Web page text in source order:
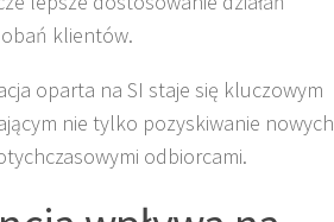
klientów.
oparta na SI staje się kluczowym
nie tylko pozyskiwanie nowych
odbiorcami.